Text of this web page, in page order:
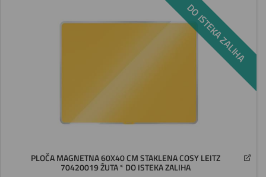
DO ISTEKA ZALIHA
PLOČA MAGNETNA 60X40 CM STAKLENA COSY LEITZ
70420019 ŽUTA * DO ISTEKA ZALIHA